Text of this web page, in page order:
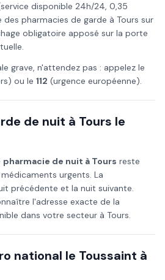
disponible 24h/24, 0,35
pharmacies de garde à Tours sur
obligatoire apposé sur la porte
grave, n'attendez pas : appelez le
ou le 112 (urgence européenne).
de nuit à Tours le
pharmacie de nuit à Tours reste
urgents. La
précédente et la nuit suivante.
l'adresse exacte de la
dans votre secteur à Tours.
national le Toussaint à